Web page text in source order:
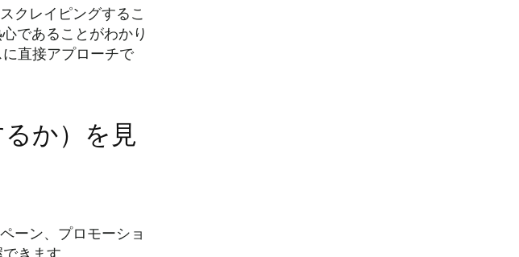
クレイピングするこ
であることがわかり
直接アプローチで
か）を見
ーン、プロモーショ